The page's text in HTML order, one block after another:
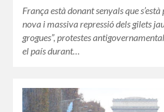
França està donant senyals que
nova i massiva repressió dels gilets
grogues”, protestes
el país durant…